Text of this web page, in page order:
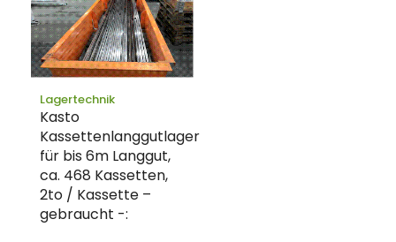
Lagertechnik
Kasto
Kassettenlanggutlager
für bis 6m Langgut,
ca. 468 Kassetten,
2to / Kassette –
gebraucht -: